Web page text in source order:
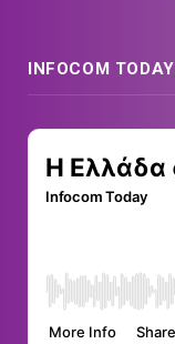
INFOCOM TODAY